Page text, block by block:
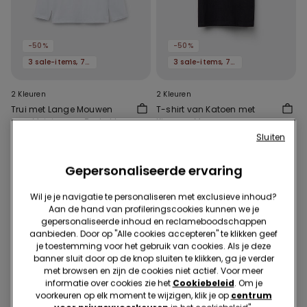
-50%
3 sale-items, 70% korting
2 Kleuren
Trui met Lange Mouwen
voor Meisjes van Bedrukt
-50%
3 sale-items, 70% korting
2 Kleuren
T-shirt van Katoen met
Kimono-Mouwen voor
Gepersonaliseerde ervaring
Wil je je navigatie te personaliseren met exclusieve inhoud?
Aan de hand van profileringscookies kunnen we je
gepersonaliseerde inhoud en reclameboodschappen
aanbieden. Door op "Alle cookies accepteren" te klikken geef
je toestemming voor het gebruik van cookies. Als je deze
banner sluit door op de knop sluiten te klikken, ga je verder
met browsen en zijn de cookies niet actief. Voor meer
informatie over cookies zie het Cookiebeleid. Om je
voorkeuren op elk moment te wijzigen, klik je op centrum
Sluiten